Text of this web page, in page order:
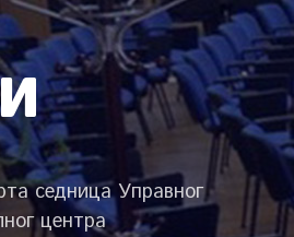
седница Управног
центра